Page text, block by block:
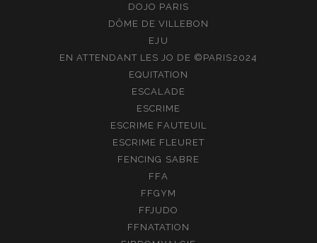
DOJO PARIS
DÔME DE VILLEBON
EJU
EN ATTENDANT LES JO DE ©PARIS2024
EQUITATION
ESCALADE
ESCRIME
ESCRIME FAUTEUIL
ESCRIME FLEURET
FENCING SABRE
FFA
FFGYM
FFJUDO
FFNATATION